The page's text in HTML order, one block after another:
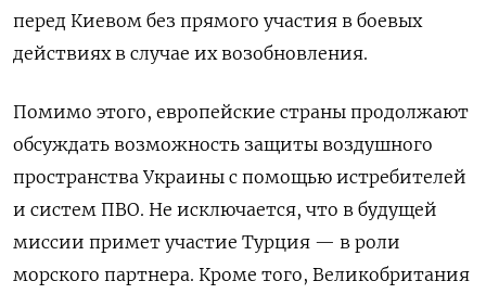
перед Киевом без прямого участия в боевых
действиях в случае их возобновления.
Помимо этого, европейские страны продолжают
обсуждать возможность защиты воздушного
пространства Украины с помощью истребителей
и систем ПВО. Не исключается, что в будущей
миссии примет участие Турция — в роли
морского партнера. Кроме того, Великобритания